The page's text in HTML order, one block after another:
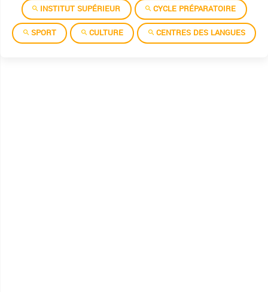
INSTITUT SUPÉRIEUR
CYCLE PRÉPARATOIRE
SPORT
CULTURE CENTRES DES LANGUES